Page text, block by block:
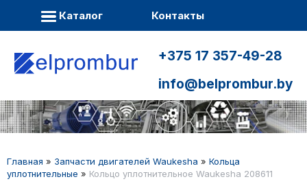
Каталог Контакты
+375 17 357-49-28
info@belprombur.by
Главная » Запчасти двигателей Waukesha » Кольца
уплотнительные » Кольцо уплотнительное Waukesha 208611